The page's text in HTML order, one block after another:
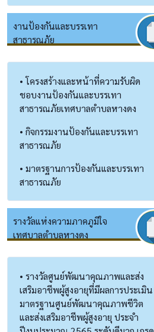
งานป้องกันและบรรเทา
สาธารณภัย
• โครงสร้างและหน้าที่ความรับผิด
ชอบงานป้องกันและบรรเทา
สาธารณภัยเทศบาลตำบลหางดง
• กิจกรรมงานป้องกันและบรรเทา
สาธารณภัย
• มาตรฐานการป้องกันและบรรเทา
สาธารณภัย
รางวัลแห่งความภาคภูมิใจ
เทศบาลตำบลหางดง
• รางวัลศูนย์พัฒนาคุณภาพและส่ง
เสริมอาชีพผู้สูงอายุที่มีผลการประเมิน
มาตรฐานศูนย์พัฒนาคุณภาพชีวิต
และส่งเสริมอาชีพผู้สูงอายุ ประจำ